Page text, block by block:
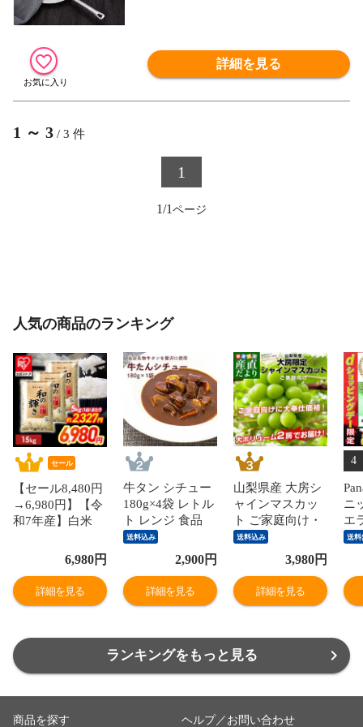
詳細を見る
1 ～ 3 / 3 件
1
1/1
人気の商品のランキング
セール
【セール8,480円
→6,980円】【令
和7年産】白米
ド米 15kg 密封新
鮮パック 脱酸素
剤入り 米 お米
低温製法米 アイ
品]
6,980円
詳細を見る
牛タン シチュー
180g×4袋 レトル
ト レンジ 食品
全国送料無料 ネ
コポス カネタ●
牛たんシチュー
180g×4袋●k-03
送料込み
2,900円
詳細を見る
山梨県産 大房シ
ャインマスカッ
ト ご家庭向け・
赤秀品 1.1キロか
ら1.2キロ前後
（2房）送料無料
ぶどう ブドウ 種
なしぶどう 葡萄
送料込み
3,980円
詳細を見る
4
ニ
エ
レ
【
な
送料
ランキングをもっと見る
商品を探す ヘルプ／お問い合わせ